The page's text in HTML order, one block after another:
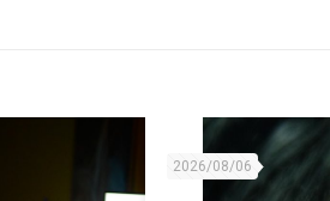
2026/08/06